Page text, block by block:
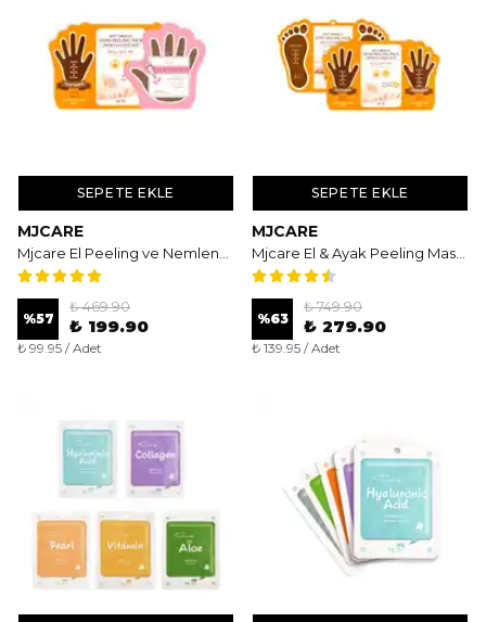
SEPETE EKLE
MJCARE
%57
₺ 469.90
₺ 199.90
₺ 99.95 / Adet
SEPETE EKLE
MJCARE
%63
₺ 749.90
₺ 279.90
₺ 139.95 / Adet